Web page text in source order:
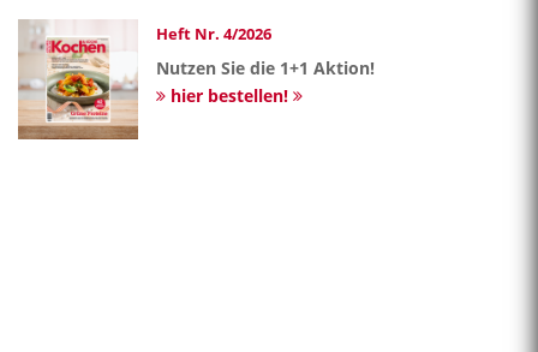
Heft Nr. 4/2026
Nutzen Sie die 1+1 Aktion!
hier bestellen!